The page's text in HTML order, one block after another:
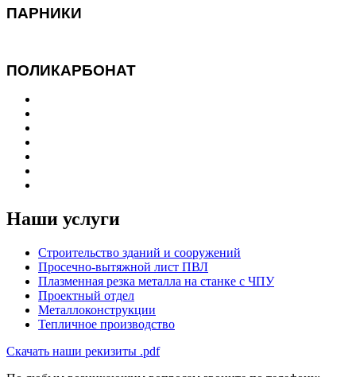
ПАРНИКИ
ПОЛИКАРБОНАТ
Наши услуги
Строительство зданий и сооружений
Просечно-вытяжной лист ПВЛ
Плазменная резка металла на станке с ЧПУ
Проектный отдел
Металлоконструкции
Тепличное производство
Cкачать наши рекизиты .pdf